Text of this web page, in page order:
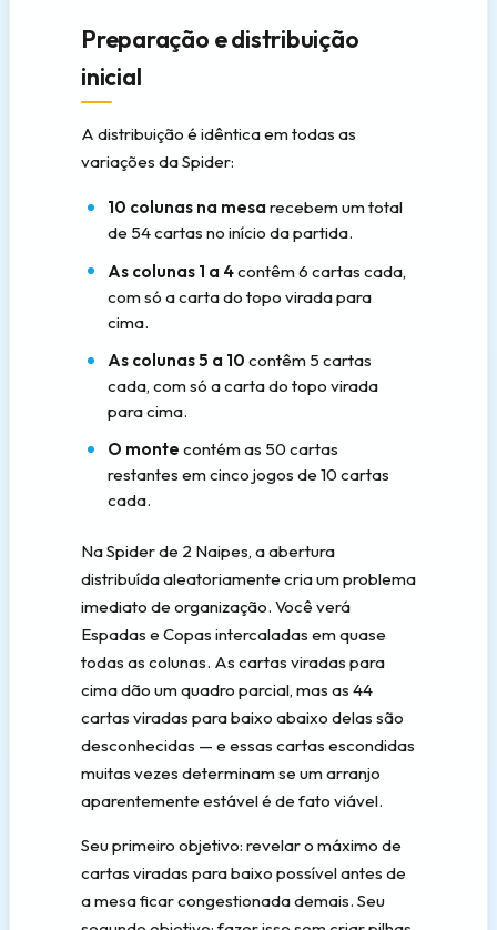
Preparação e distribuição
inicial
A distribuição é idêntica em todas as
variações da Spider:
10 colunas na mesa recebem um total
de 54 cartas no início da partida.
As colunas 1 a 4contêm 6 cartas cada,
com só a carta do topo virada para
cima.
As colunas 5 a 10 contêm 5 cartas
cada, com só a carta do topo virada
para cima.
O monte contém as 50 cartas
restantes em cinco jogos de 10 cartas
cada.
Na Spider de 2 Naipes, a abertura
distribuída aleatoriamente cria um problema
imediato de organização. Você verá
Espadas e Copas intercaladas em quase
todas as colunas. As cartas viradas para
cima dão um quadro parcial, mas as 44
cartas viradas para baixo abaixo delas são
desconhecidas — e essas cartas escondidas
muitas vezes determinam se um arranjo
aparentemente estável é de fato viável.
Seu primeiro objetivo: revelar o máximo de
cartas viradas para baixo possível antes de
a mesa ficar congestionada demais. Seu